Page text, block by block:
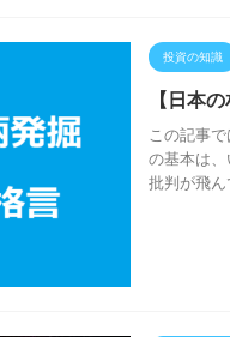
投資の知識
【日本
この記事
の基本は
批判が飛